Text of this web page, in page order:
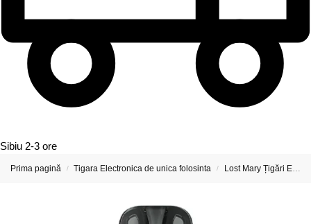
Sibiu 2-3 ore
Prima pagină / Tigara Electronica de unica folosinta / Lost Mary Țigări Electronice & Vape-uri Reincarcabile